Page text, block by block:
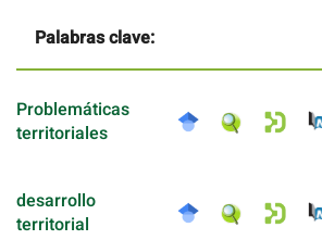
Palabras clave:
Problemáticas
territoriales
desarrollo
territorial